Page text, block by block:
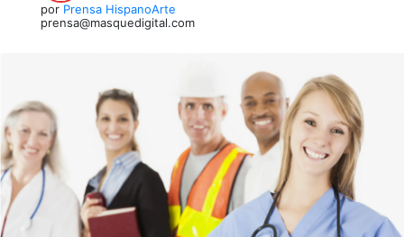
por Prensa HispanoArte
prensa@masquedigital.com